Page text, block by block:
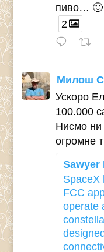
пиво… 🙂
2
Милош
Ускоро
100.000
Нисмо ни
огромне
Sawyer
SpaceX
FCC
operate